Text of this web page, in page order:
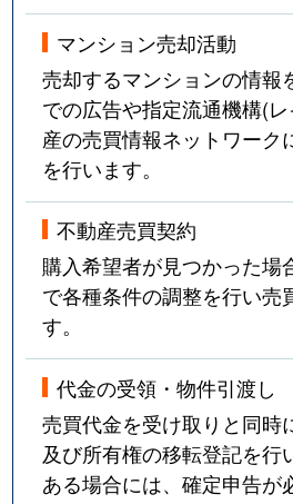
マンション売却活動
売却するマンションの情報
での広告や指定流通機構(
産の売買情報ネットワーク
を行います。
不動産売買契約
購入希望者が見つかった場
で各種条件の調整を行い売
す。
代金の受領・物件引渡し
売買代金を受け取りと同時
及び所有権の移転登記を行
ある場合には、確定申告が